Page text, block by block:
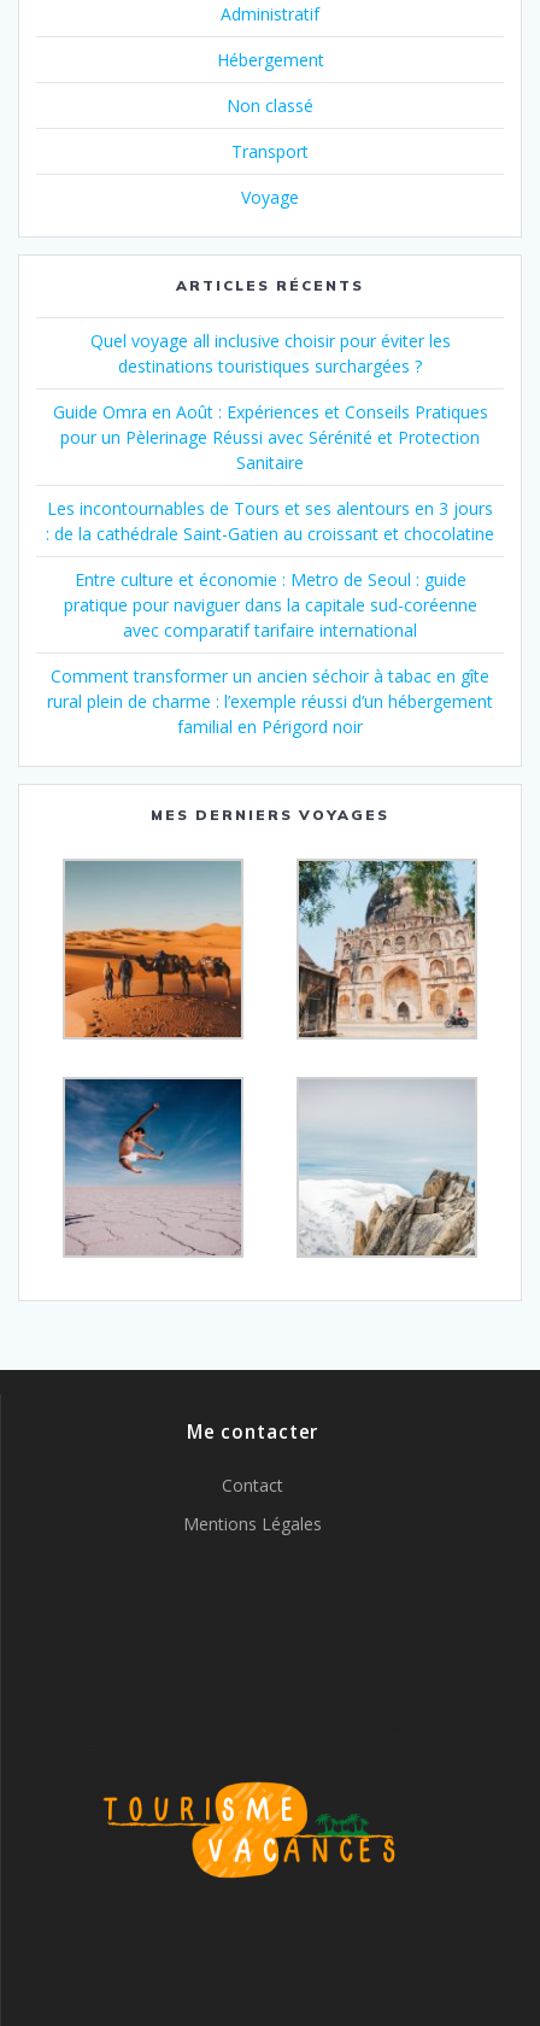
Administratif
Hébergement
Non classé
Transport
Voyage
ARTICLES RÉCENTS
Quel voyage all inclusive choisir pour éviter les
destinations touristiques surchargées ?
Guide Omra en Août : Expériences et Conseils Pratiques
pour un Pèlerinage Réussi avec Sérénité et Protection
Sanitaire
Les incontournables de Tours et ses alentours en 3 jours
: de la cathédrale Saint-Gatien au croissant et chocolatine
Entre culture et économie : Metro de Seoul : guide
pratique pour naviguer dans la capitale sud-coréenne
avec comparatif tarifaire international
Comment transformer un ancien séchoir à tabac en gîte
rural plein de charme : l’exemple réussi d’un hébergement
familial en Périgord noir
MES DERNIERS VOYAGES
Me contacter
Contact
Mentions Légales